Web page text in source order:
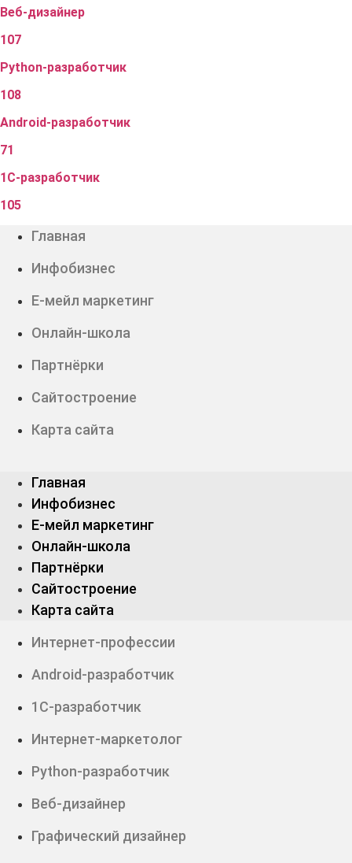
Веб-дизайнер
107
Python-разработчик
108
Android-разработчик
71
1С-разработчик
105
Главная
Инфобизнес
Е-мейл маркетинг
Онлайн-школа
Партнёрки
Сайтостроение
Карта сайта
Главная
Инфобизнес
Е-мейл маркетинг
Онлайн-школа
Партнёрки
Сайтостроение
Карта сайта
Интернет-профессии
Android-разработчик
1С-разработчик
Интернет-маркетолог
Python-разработчик
Веб-дизайнер
Графический дизайнер